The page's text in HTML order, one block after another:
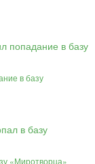
в базу
«Миротворца»